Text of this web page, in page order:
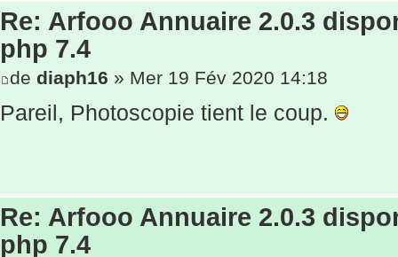
Re: Arfooo Annuaire 2.0.3
php 7.4
de diaph16 » Mer 19 Fév 2020 14:18
Pareil, Photoscopie tient le coup.
Re: Arfooo Annuaire 2.0.3
php 7.4